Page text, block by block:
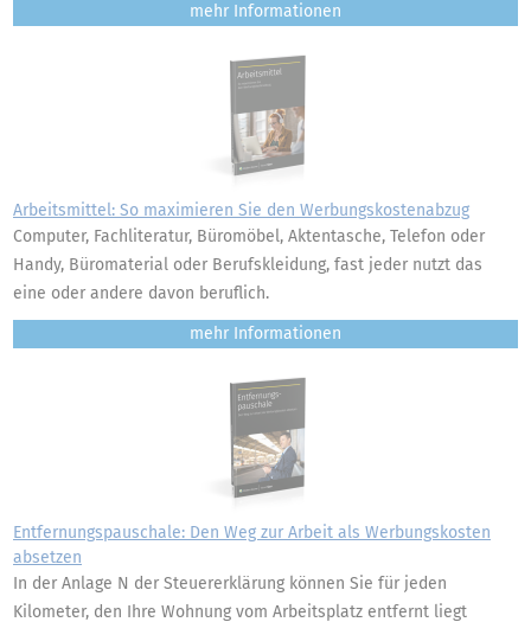
mehr
Arbeitsmittel: So maximieren Sie den Werbungskostenabzug
Computer, Fachliteratur, Büromöbel, Aktentasche, Telefon oder
Handy, Büromaterial oder Berufskleidung, fast jeder nutzt das
eine oder andere davon beruflich.
mehr
Entfernungspauschale: Den Weg zur Arbeit als Werbungskosten
absetzen
In der Anlage N der Steuererklärung können Sie für jeden
Kilometer, den Ihre Wohnung vom Arbeitsplatz entfernt liegt